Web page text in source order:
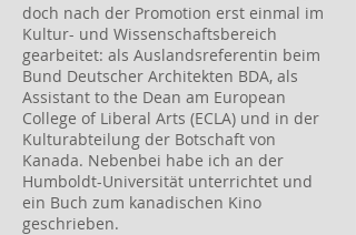
doch nach der Promotion erst einmal im
Kultur- und Wissenschaftsbereich
gearbeitet: als Auslandsreferentin beim
Bund Deutscher Architekten BDA, als
Assistant to the Dean am European
College of Liberal Arts (ECLA) und in der
Kulturabteilung der Botschaft von
Kanada. Nebenbei habe ich an der
Humboldt-Universität unterrichtet und
ein Buch zum kanadischen Kino
geschrieben.